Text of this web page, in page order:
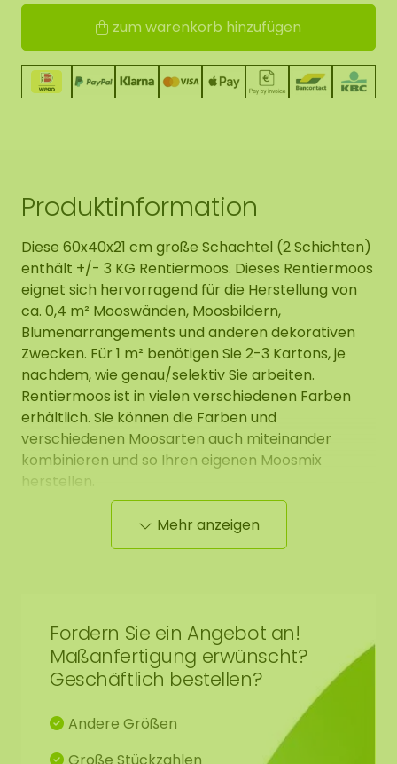
zum warenkorb hinzufügen
Produktinformation
Diese 60x40x21 cm große Schachtel (2 Schichten)
enthält +/- 3 KG Rentiermoos. Dieses Rentiermoos
eignet sich hervorragend für die Herstellung von
ca. 0,4 m² Mooswänden, Moosbildern,
Blumenarrangements und anderen dekorativen
Zwecken. Für 1 m² benötigen Sie 2-3 Kartons, je
nachdem, wie genau/selektiv Sie arbeiten.
Rentiermoos ist in vielen verschiedenen Farben
erhältlich. Sie können die Farben und
verschiedenen Moosarten auch miteinander
kombinieren und so Ihren eigenen Moosmix
herstellen.
Wir haben das Moos natürlich für Sie aufbereitet.
Dieses präparierte Moos hat die höchste Qualität,
verwendet wird. Das Moos ist nicht für die
Verwendung im Freien geeignet.
Das Moos hat einen natürlichen Geruch, der
allmählich nachlässt und unbedenklich ist.
Außerdem kann das präparierte Moos beim
Mehr anzeigen
Fordern Sie ein Angebot an!
Maßanfertigung erwünscht?
Geschäftlich bestellen?
Andere Größen